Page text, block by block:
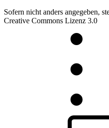
Sofern nicht anders angegeben,
Creative Commons Lizenz 3.0